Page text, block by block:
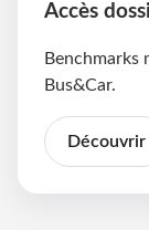
Accès
Benchmarks
Bus&Car.
Découvrir